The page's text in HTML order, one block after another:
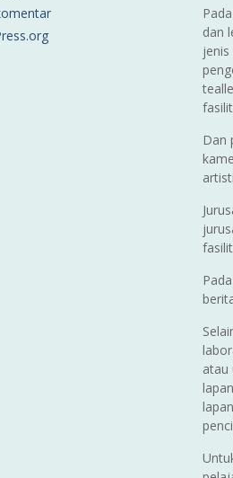
dan
Dan
atau